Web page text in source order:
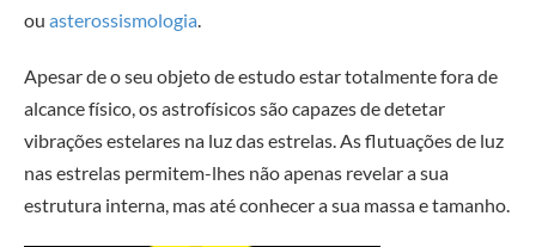
ou asterossismologia
Apesar de o seu objeto de estudo estar totalmente fora de
alcance físico, os astrofísicos são capazes de detetar
vibrações estelares na luz das estrelas. As flutuações de luz
nas estrelas permitem-lhes não apenas revelar a sua
estrutura interna, mas até conhecer a sua massa e tamanho.